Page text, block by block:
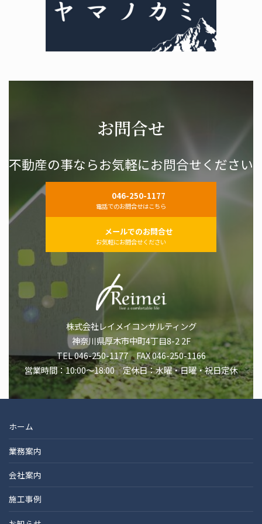
お問合せ
不動産の事ならお気軽にお問合せください
046-250-1177
電話でのお問合せはこちら
メールでのお問合せ
お気軽にお問合せください
株式会社レイメイコンサルティング
神奈川県厚木市中町4丁目8-2 2F
TEL 046-250-1177 FAX 046-250-1166
営業時間：10:00～18:00 定休日：水曜・日曜・祝日定休
ホーム
業務案内
会社案内
施工事例